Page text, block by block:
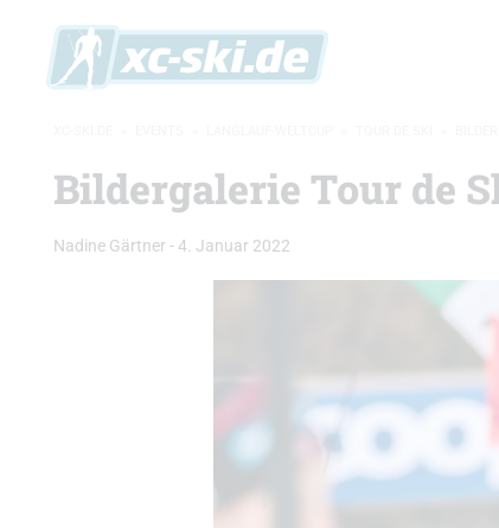
Bildergalerie Tour de
Nadine Gärtner -4. Januar 2022